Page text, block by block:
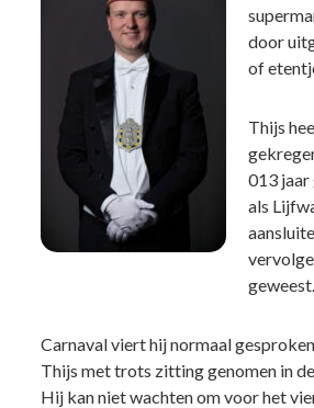
door
of
Thijs
013 jaar
als
geweest.
Carnaval viert hij normaal
Thijs met trots zitting genomen in
Hij kan niet wachten om voor het